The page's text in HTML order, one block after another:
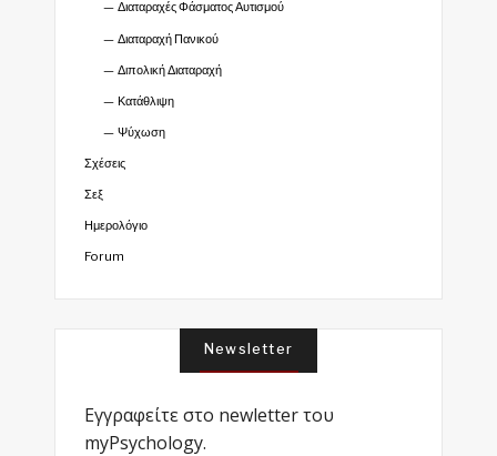
Διαταραχές Φάσματος Αυτισμού
Διαταραχή Πανικού
Διπολική Διαταραχή
Κατάθλιψη
Ψύχωση
Σχέσεις
Σεξ
Ημερολόγιο
Forum
Newsletter